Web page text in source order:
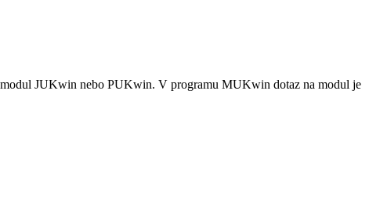
modul JUKwin nebo PUKwin. V programu MUKwin dotaz na modul je